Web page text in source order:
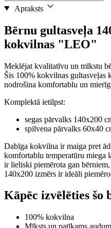
Apraksts
Bērnu gultasveļa
kokvilnas "LEO"
Meklējat kvalitatīvu un mīkstu
Šis 100% kokvilnas gultasveļas
nodrošina komfortablu un
Komplektā ietilpst:
segas pārvalks 140x200
spilvena pārvalks 60x40
Dabīga kokvilna ir maiga pret
komfortablu temperatūru miega
ir lieliski piemērota gan
140x200 izmērs ir ideāli
Kāpēc izvēlēties šo
100% kokvilna